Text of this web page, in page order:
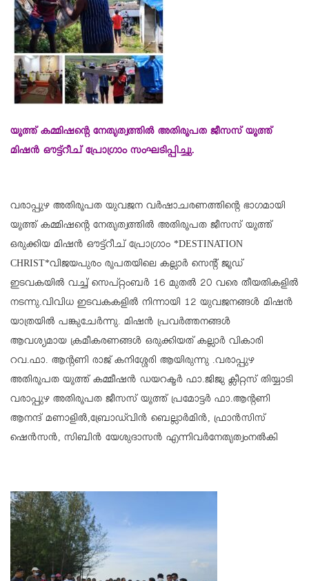
യൂത്ത് കമ്മിഷന്റെ നേതൃത്വത്തില്‍ അതിരൂപത ജീസസ് യൂത്ത്
മിഷന്‍ ഔട്ട്‌റീച് പ്രോഗ്രാം സംഘടിപ്പിച്ചു.
വരാപ്പുഴ അതിരൂപത യുവജന വര്‍ഷാചരണത്തിന്റെ ഭാഗമായി
യൂത്ത് കമ്മിഷന്റെ നേതൃത്വത്തില്‍ അതിരൂപത ജീസസ് യൂത്ത്
ഒരുക്കിയ മിഷന്‍ ഔട്ട്‌റീച് പ്രോഗ്രാം *DESTINATION
CHRIST*വിജയപുരം രൂപതയിലെ കല്ലാര്‍ സെന്റ് ജൂഡ്
ഇടവകയില്‍ വച്ച് സെപ്റ്റംബര്‍ 16 മുതല്‍ 20 വരെ തീയതികളില്‍
നടന്നു.വിവിധ ഇടവകകളില്‍ നിന്നായി 12 യുവജനങ്ങള്‍ മിഷന്‍
യാത്രയില്‍ പങ്കുചേര്‍ന്നു. മിഷന്‍ പ്രവര്‍ത്തനങ്ങള്‍
ആവശ്യമായ ക്രമീകരണങ്ങള്‍ ഒരുക്കിയത് കല്ലാര്‍ വികാരി
റവ.ഫാ. ആന്റണി രാജ് കനിശ്ശേരി ആയിരുന്നു .വരാപ്പുഴ
അതിരൂപത യൂത്ത് കമ്മീഷന്‍ ഡയറക്ടര്‍ ഫാ.ജിജു ക്ലീറ്റസ് തിയ്യാടി
വരാപ്പുഴ അതിരൂപത ജീസസ് യൂത്ത് പ്രമോട്ടര്‍ ഫാ.ആന്റണി
ആനന്ദ് മണാളില്‍,ബ്രോഡ്‌വിന്‍ ബെല്ലാര്‍മിന്‍, ഫ്രാന്‍സിസ്
ഷെന്‍സന്‍, സിബിന്‍ യേശുദാസന്‍ എന്നിവര്‍നേതൃത്വംനല്‍കി